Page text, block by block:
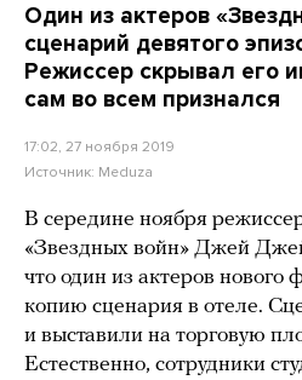
Один из актеров
сценарий девятого
Режиссер скрывал его
сам во всем признался
17:02, 27 ноября 2019
Источник: Meduza
В середине ноября
«Звездных войн» Джей
что один из актеров
копию сценария в отеле.
и выставили на торговую
Естественно, сотрудники